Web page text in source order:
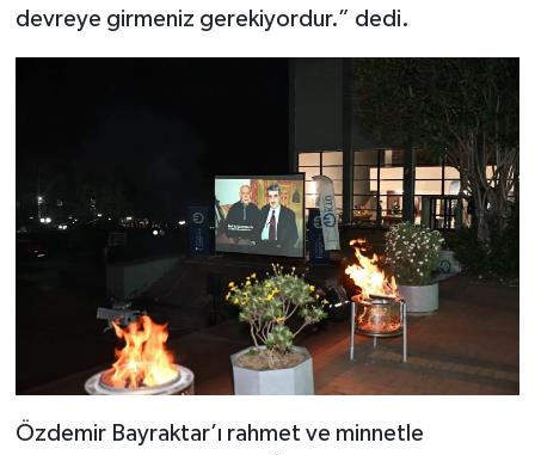
devreye girmeniz gerekiyordur.” dedi.
Özdemir Bayraktar’ı rahmet ve minnetle